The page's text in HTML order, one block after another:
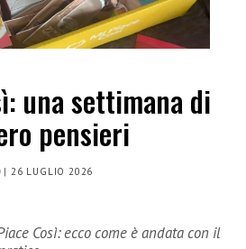
una settimana di
pensieri
|26 LUGLIO 2026
Così: ecco come è andata con il